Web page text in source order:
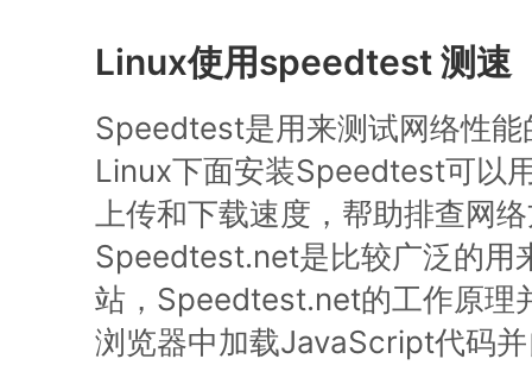
Linux使用speedtest 测速
Speedtest是用来测试网络性能
Linux下面安装Speedtest可以
上传和下载速度，帮助排查网
Speedtest.net是比较广泛的用
站，Speedtest.net的工作原理
浏览器中加载JavaScript代码